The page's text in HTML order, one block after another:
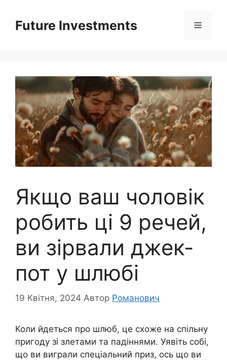
вмістуFuture Investments Меню
Якщо ваш чоловік
робить ці 9 речей,
ви зірвали джек-
пот у шлюбі
19 Квітня, 2024 Автор Романович
Коли йдеться про шлюб, це схоже на спільну
пригоду зі злетами та падіннями. Уявіть собі,
що ви виграли спеціальний приз, ось що ви